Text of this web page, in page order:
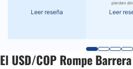
Leer reseña
pierden
Leer
El USD/COP Rompe